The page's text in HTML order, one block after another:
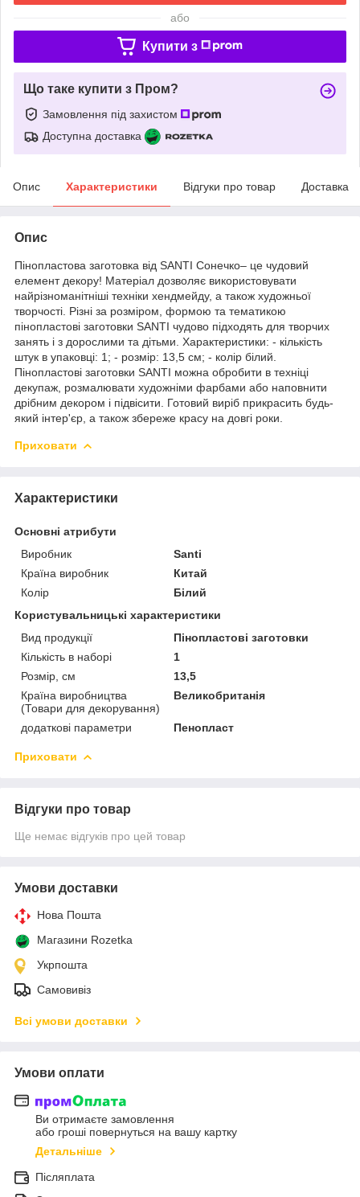
або
Купити з
Що таке купити з Пром?
Замовлення під захистом
Доступна доставка
Опис Характеристики Відгуки про товар Доставка
Опис
Пінопластова заготовка від SANTI Сонечко– це чудовий
елемент декору! Матеріал дозволяє використовувати
найрізноманітніші техніки хендмейду, а також художньої
творчості. Різні за розміром, формою та тематикою
пінопластові заготовки SANTI чудово підходять для творчих
занять і з дорослими та дітьми. Характеристики: - кількість
штук в упаковці: 1; - розмір: 13,5 см; - колір білий.
Пінопластові заготовки SANTI можна обробити в техніці
декупаж, розмалювати художніми фарбами або наповнити
дрібним декором і підвісити. Готовий виріб прикрасить будь-
який інтер'єр, а також збереже красу на довгі роки.
Приховати
Характеристики
Основні атрибути
Виробник
Santi
Країна виробник
Китай
Колір
Білий
Користувальницькі характеристики
Вид продукції
Пінопластові заготовки
Кількість в наборі
1
Розмір, см
13,5
Країна виробництва
(Товари для декорування)
Великобританія
додаткові параметри Пенопласт
Приховати
Відгуки про товар
Ще немає відгуків про цей товар
Умови доставки
Нова Пошта
Магазини Rozetka
Укрпошта
Самовивіз
Всі умови доставки
Умови оплати
Ви отримаєте замовлення
або гроші повернуться на вашу картку
Детальніше
Післяплата